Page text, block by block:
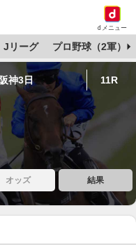
dメニュー
Jリーグ プロ野球（2軍）
神3日 11R
オッズ 結果